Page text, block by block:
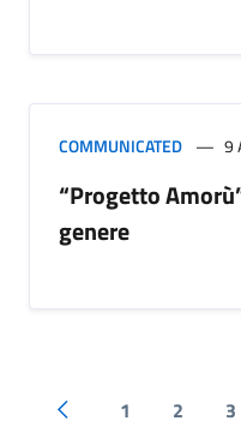
COMMUNICATED 9
“Progetto
genere
Pagina precedente
1 2 3